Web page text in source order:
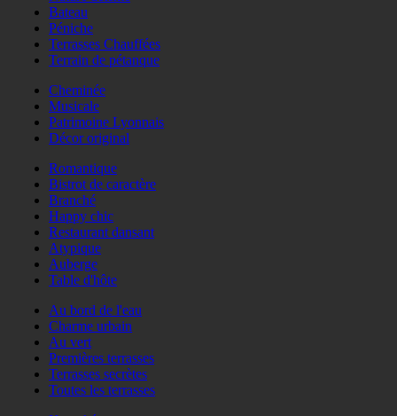
Bateau
Péniche
Terrasses Chauffées
Terrain de pétanque
Cheminée
Musicale
Patrimoine Lyonnais
Décor original
Romantique
Bistrot de caractère
Branché
Happy chic
Restaurant dansant
Atypique
Auberge
Table d'hôte
Au bord de l'eau
Charme urbain
Au vert
Premières terrasses
Terrasses secrètes
Toutes les terrasses